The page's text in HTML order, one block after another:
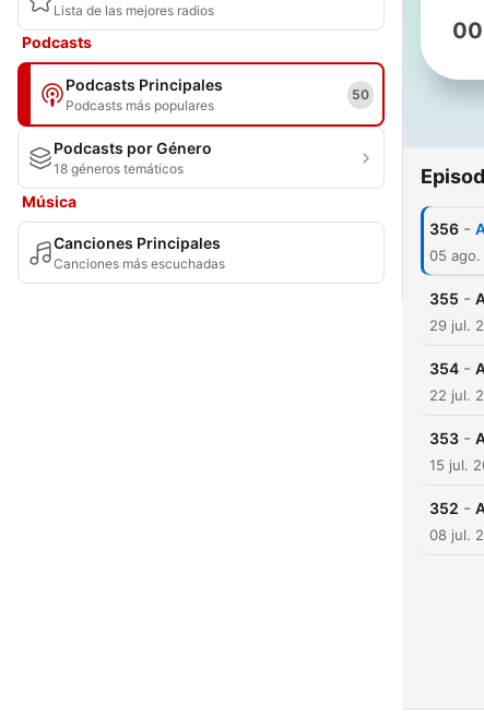
Lista de las mejores radios
Podcasts
Podcasts Principales
Podcasts más populares
50
Podcasts por Género
18 géneros temáticos
Música
Canciones Principales
Canciones más escuchadas
356 -
05 ago.
355 -
29 jul.
354 -
22 jul.
353 -
15 jul.
352 -
08 jul.